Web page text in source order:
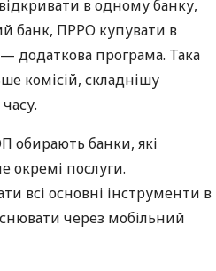
в одному банку,
банк, ПРРО купувати в
додаткова програма. Така
комісій, складнішу
обирають банки, які
окремі послуги.
всі основні інструменти в
через мобільний